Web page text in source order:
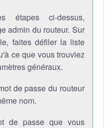
étapes ci-dessus,
admin du routeur. Sur
faites défiler la liste
ce que vous trouviez
généraux.
de passe du routeur
nom.
de passe que vous